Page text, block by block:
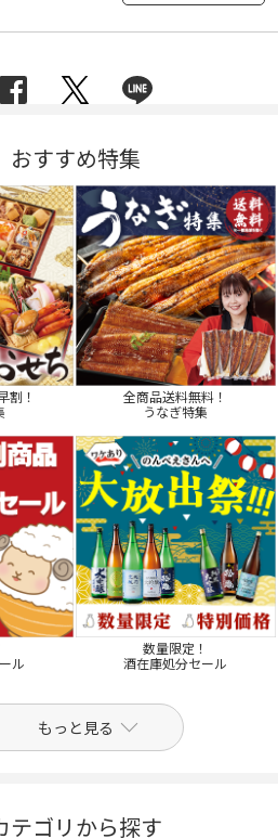
おすすめ特集
割！
全商品送料無料！
うなぎ特集
ル
数量限定！
酒在庫処分セール
もっと見る
テゴリから探す